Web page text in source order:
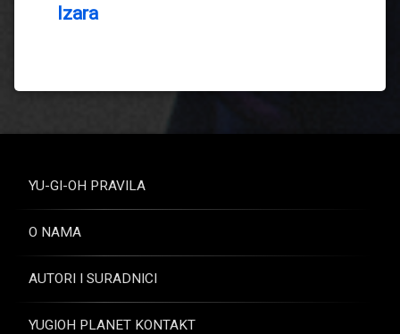
Izara
YU-GI-OH PRAVILA
O NAMA
AUTORI I SURADNICI
YUGIOH PLANET KONTAKT